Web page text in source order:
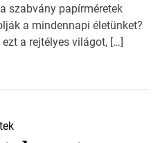
szabvány papírméretek
a mindennapi életünket?
a rejtélyes világot, […]